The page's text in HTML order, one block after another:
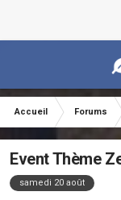
Accueil Forums
Event Thème
samedi 20 août